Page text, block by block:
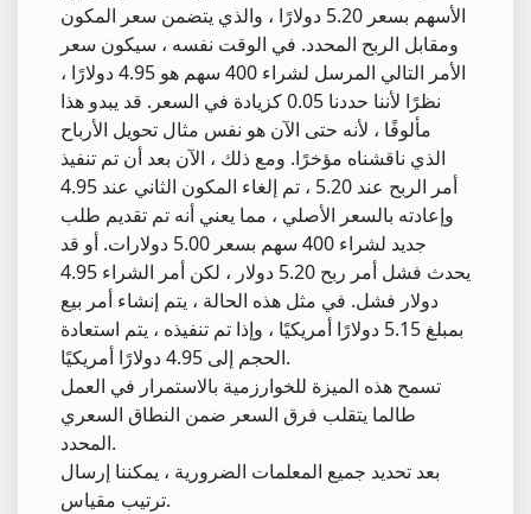
الأسهم بسعر 5.20 دولارًا ، والذي يتضمن سعر المكون
ومقابل الربح المحدد. في الوقت نفسه ، سيكون سعر
الأمر التالي المرسل لشراء 400 سهم هو 4.95 دولارًا ،
نظرًا لأننا حددنا 0.05 كزيادة في السعر. قد يبدو هذا
مألوفًا ، لأنه حتى الآن هو نفس مثال تحويل الأرباح
الذي ناقشناه مؤخرًا. ومع ذلك ، الآن بعد أن تم تنفيذ
أمر الربح عند 5.20 ، تم إلغاء المكون الثاني عند 4.95
وإعادته بالسعر الأصلي ، مما يعني أنه تم تقديم طلب
جديد لشراء 400 سهم بسعر 5.00 دولارات. أو قد
يحدث فشل أمر ربح 5.20 دولار ، لكن أمر الشراء 4.95
دولار فشل. في مثل هذه الحالة ، يتم إنشاء أمر بيع
بمبلغ 5.15 دولارًا أمريكيًا ، وإذا تم تنفيذه ، يتم استعادة
الحجم إلى 4.95 دولارًا أمريكيًا.
تسمح هذه الميزة للخوارزمية بالاستمرار في العمل
طالما يتقلب فرق السعر ضمن النطاق السعري
المحدد.
بعد تحديد جميع المعلمات الضرورية ، يمكننا إرسال
ترتيب مقياس.